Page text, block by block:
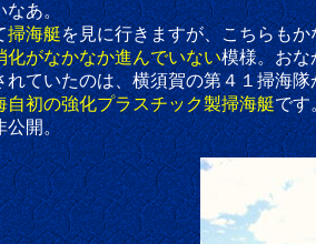
。
掃海艇を見に行きますが、こちらも
化がなかなか進んでいない模様。おな
は、横須賀の第４１掃海隊か
自初の強化プラスチック製掃海艇です
。